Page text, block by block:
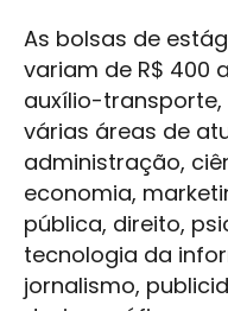
As bolsas de
variam de R$ 400
auxílio-
várias áreas de
administração,
economia,
pública, direito,
tecnologia da
jornalismo,